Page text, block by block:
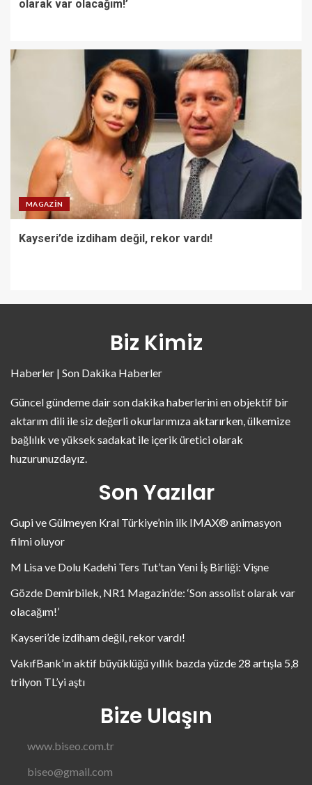
olarak var olacağım!’
MAGAZIN
Kayseri’de izdiham değil, rekor vardı!
Biz Kimiz
Haberler | Son Dakika Haberler
Güncel gündeme dair son dakika haberlerini en objektif bir
aktarım dili ile siz değerli okurlarımıza aktarırken, ülkemize
bağlılık ve yüksek sadakat ile içerik üretici olarak
huzurunuzdayız.
Son Yazılar
Gupi ve Gülmeyen Kral Türkiye’nin ilk IMAX® animasyon
filmi oluyor
M Lisa ve Dolu Kadehi Ters Tut’tan Yeni İş Birliği: Vişne
Gözde Demirbilek, NR1 Magazin’de: ‘Son assolist olarak var
olacağım!’
Kayseri’de izdiham değil, rekor vardı!
VakıfBank’ın aktif büyüklüğü yıllık bazda yüzde 28 artışla 5,8
trilyon TL’yi aştı
Bize Ulaşın
www.biseo.com.tr
biseo@gmail.com